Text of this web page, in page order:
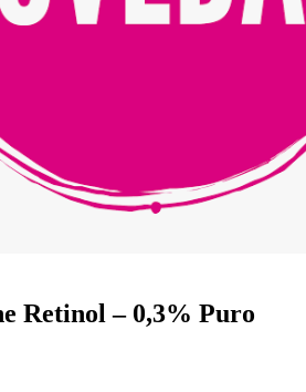
Retinol – 0,3% Puro